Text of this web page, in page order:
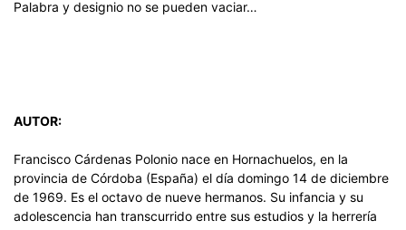
Palabra y designio no se pueden vaciar…
AUTOR:
Francisco Cárdenas Polonio nace en Hornachuelos, en la
provincia de Córdoba (España) el día domingo 14 de diciembre
de 1969. Es el octavo de nueve hermanos. Su infancia y su
adolescencia han transcurrido entre sus estudios y la herrería